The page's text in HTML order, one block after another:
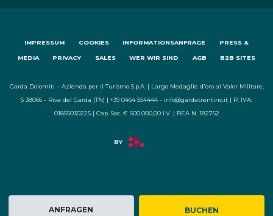
ANFRAGEN BUCHEN
IMPRESSUM COOKIES INFORMATIONSANFRAGE PRESS &
MEDIA PRIVACY SALES WER WIR SIND AGB B2B SITES
Garda Dolomiti – Azienda per il Turismo S.p.A. | Largo Medaglie d'oro al Valor Militare,
5 38066 - Riva del Garda (TN) | +39 0464 554444 - info@gardatrentino.it | P. IVA:
01855030225 | Cap. Soc. € 600.000,00 I.V. | REA N. 182762